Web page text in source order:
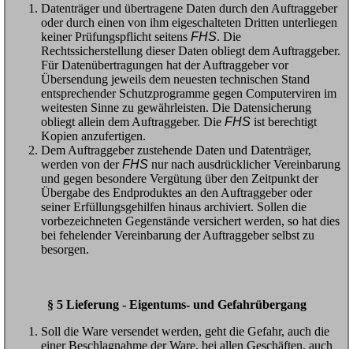
Datenträger und übertragene Daten durch den Auftraggeber
oder durch einen von ihm eigeschalteten Dritten unterliegen
keiner Prüfungspflicht seitens FHS. Die
Rechtssicherstellung dieser Daten obliegt dem Auftraggeber.
Für Datenübertragungen hat der Auftraggeber vor
Übersendung jeweils dem neuesten technischen Stand
entsprechender Schutzprogramme gegen Computerviren im
weitesten Sinne zu gewährleisten. Die Datensicherung
obliegt allein dem Auftraggeber. Die FHS ist berechtigt
Kopien anzufertigen.
Dem Auftraggeber zustehende Daten und Datenträger,
werden von derFHS nur nach ausdrücklicher Vereinbarung
und gegen besondere Vergütung über den Zeitpunkt der
Übergabe des Endproduktes an den Auftraggeber oder
seiner Erfüllungsgehilfen hinaus archiviert. Sollen die
vorbezeichneten Gegenstände versichert werden, so hat dies
bei fehelender Vereinbarung der Auftraggeber selbst zu
besorgen.
§ 5 Lieferung - Eigentums- und Gefahrübergang
Soll die Ware versendet werden, geht die Gefahr, auch die
einer Beschlagnahme der Ware, bei allen Geschäften, auch